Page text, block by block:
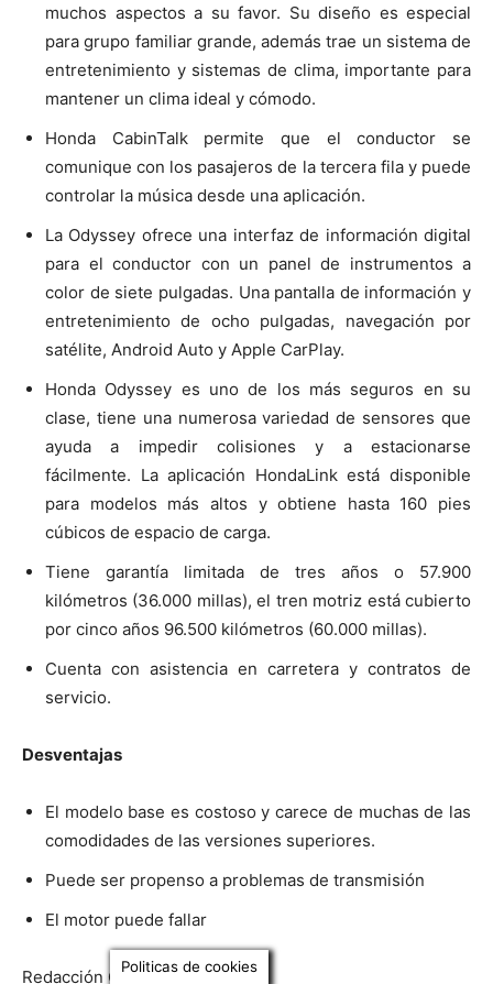
muchos aspectos a su favor. Su diseño es especial
para grupo familiar grande, además trae un sistema de
entretenimiento y sistemas de clima, importante para
mantener un clima ideal y cómodo.
Honda CabinTalk permite que el conductor se
comunique con los pasajeros de la tercera fila y puede
controlar la música desde una aplicación.
La Odyssey ofrece una interfaz de información digital
para el conductor con un panel de instrumentos a
color de siete pulgadas. Una pantalla de información y
entretenimiento de ocho pulgadas, navegación por
satélite, Android Auto y Apple CarPlay.
Honda Odyssey es uno de los más seguros en su
clase, tiene una numerosa variedad de sensores que
ayuda a impedir colisiones y a estacionarse
fácilmente. La aplicación HondaLink está disponible
para modelos más altos y obtiene hasta 160 pies
cúbicos de espacio de carga.
Tiene garantía limitada de tres años o 57.900
kilómetros (36.000 millas), el tren motriz está cubierto
por cinco años 96.500 kilómetros (60.000 millas).
Cuenta con asistencia en carretera y contratos de
servicio.
Desventajas
El modelo base es costoso y carece de muchas de las
comodidades de las versiones superiores.
Puede ser propenso a problemas de transmisión
El motor puede fallar
Redacción Gossipvehículo
Politicas de cookies